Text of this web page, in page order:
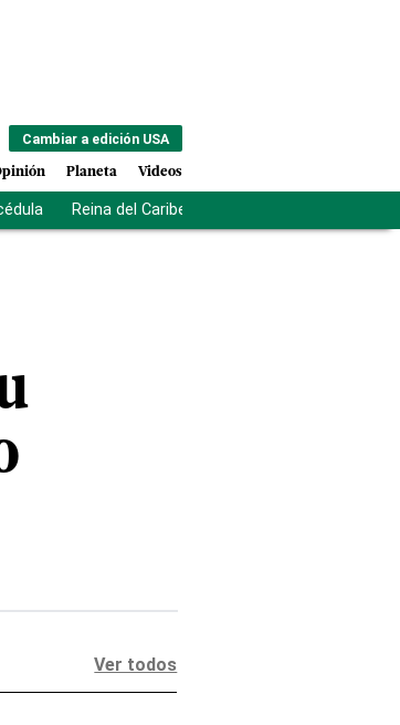
Cambiar a edición USA
Planeta Videos
Reina del Caribe
Ver todos